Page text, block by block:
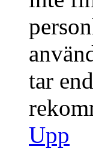
tar
Upp